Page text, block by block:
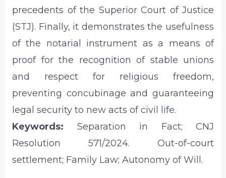
precedents of the Superior Court of Justice
(STJ). Finally, it demonstrates the usefulness
of the notarial instrument as a means of
proof for the recognition of stable unions
and respect for religious freedom,
preventing concubinage and guaranteeing
legal security to new acts of civil life.
Keywords: Separation in Fact; CNJ
Resolution 571/2024. Out-of-court
settlement; Family Law; Autonomy of Will.